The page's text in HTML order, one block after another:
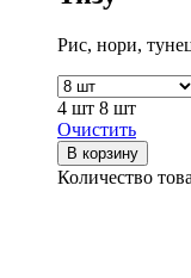
Рис, нори,
4 шт 8 шт
Очистить
В корзину
Количество